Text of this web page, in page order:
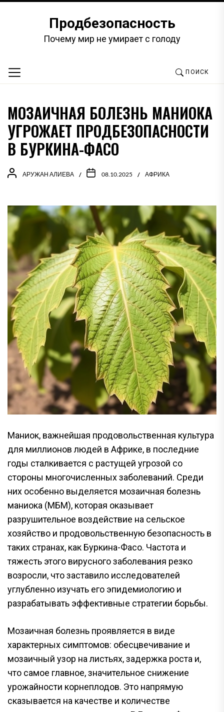
содержимомуПродбезопасность
Почему мир не умирает с голоду
ПОИСК
МОЗАИЧНАЯ БОЛЕЗНЬ МАНИОКА
УГРОЖАЕТ ПРОДБЕЗОПАСНОСТИ
В БУРКИНА-ФАСО
АРУЖАН АЛИЕВА 08.10.2025 АФРИКА
Маниок, важнейшая продовольственная культура
для миллионов людей в Африке, в последние
годы сталкивается с растущей угрозой со
стороны многочисленных заболеваний. Среди
них особенно выделяется мозаичная болезнь
маниока (МБМ), которая оказывает
разрушительное воздействие на сельское
хозяйство и продовольственную безопасность в
таких странах, как Буркина-Фасо. Частота и
тяжесть этого вирусного заболевания резко
возросли, что заставило исследователей
углубленно изучать его эпидемиологию и
разрабатывать эффективные стратегии борьбы.
Мозаичная болезнь проявляется в виде
характерных симптомов: обесцвечивание и
мозаичный узор на листьях, задержка роста и,
что самое главное, значительное снижение
урожайности корнеплодов. Это напрямую
сказывается на качестве и количестве